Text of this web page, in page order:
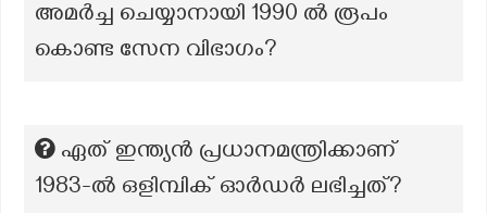
അമർച്ച ചെയ്യാനായി 1990 ൽ രൂപം
കൊണ്ട സേന വിഭാഗം?
ഏത് ഇന്ത്യൻ പ്രധാനമന്ത്രിക്കാണ്
1983-ൽ ഒളിമ്പിക് ഓർഡർ ലഭിച്ചത്?